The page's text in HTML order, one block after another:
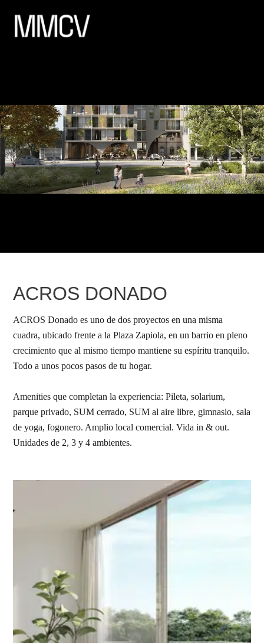
ACROS DONADO
ACROS Donado es uno de dos proyectos en una misma
cuadra, ubicado frente a la Plaza Zapiola, en un barrio en pleno
crecimiento que al mismo tiempo mantiene su espíritu tranquilo.
Todo a unos pocos pasos de tu hogar.
Amenities que completan la experiencia: Pileta, solarium,
parque privado, SUM cerrado, SUM al aire libre, gimnasio, sala
de yoga, fogonero. Amplio local comercial. Vida in & out.
Unidades de 2, 3 y 4 ambientes.